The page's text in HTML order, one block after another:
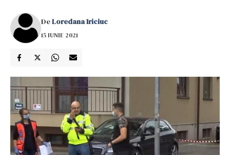
DeLoredana Iriciuc
15 IUNIE 2021